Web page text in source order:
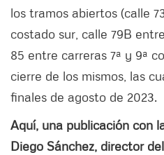
los tramos abiertos (calle
costado sur, calle 79B
85 entre carreras 7ª y 9ª
cierre de los mismos, las
finales de agosto de 2023.
Aquí, una publicación con
Diego Sánchez, director